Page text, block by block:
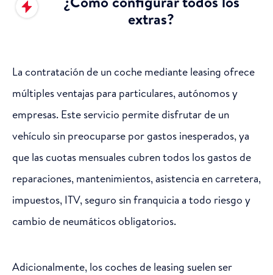
extras?
La contratación de un coche mediante leasing ofrece
múltiples ventajas para particulares, autónomos y
empresas. Este servicio permite disfrutar de un
vehículo sin preocuparse por gastos inesperados, ya
que las cuotas mensuales cubren todos los gastos de
reparaciones, mantenimientos, asistencia en carretera,
impuestos, ITV, seguro sin franquicia a todo riesgo y
cambio de neumáticos obligatorios.
Adicionalmente, los coches de leasing suelen ser